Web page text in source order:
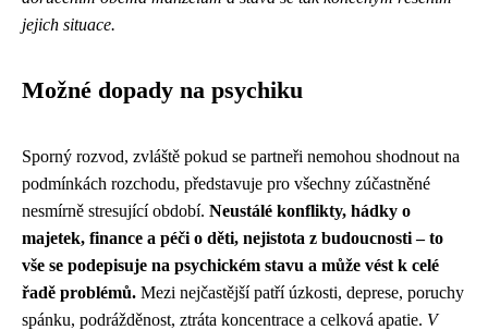
jejich situace.
Možné dopady na psychiku
Sporný rozvod, zvláště pokud se partneři nemohou shodnout na
podmínkách rozchodu, představuje pro všechny zúčastněné
nesmírně stresující období. Neustálé konflikty, hádky o
majetek, finance a péči o děti, nejistota z budoucnosti – to
vše se podepisuje na psychickém stavu a může vést k celé
řadě problémů. Mezi nejčastější patří úzkosti, deprese, poruchy
spánku, podrážděnost, ztráta koncentrace a celková apatie. V